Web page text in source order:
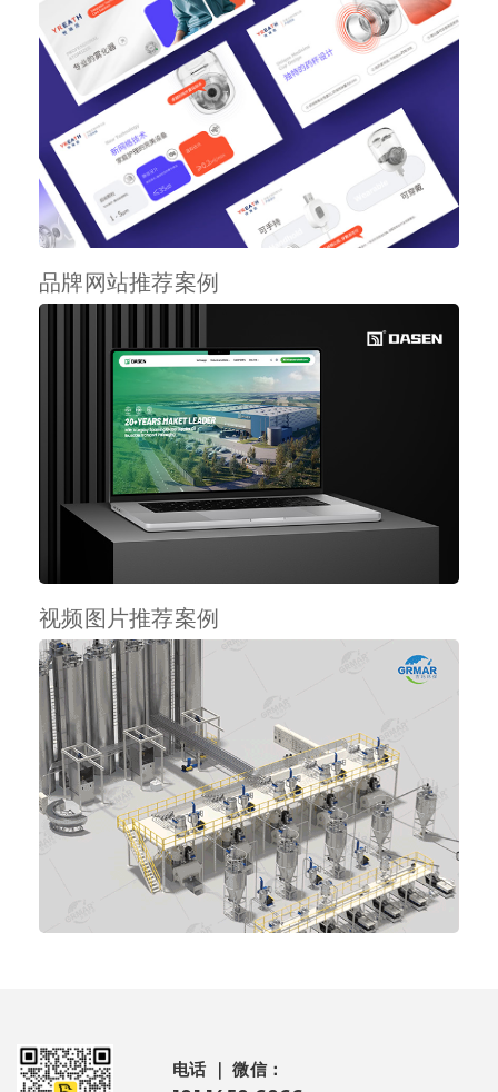
品牌网站推荐案例
视频图片推荐案例
电话 ｜ 微信：